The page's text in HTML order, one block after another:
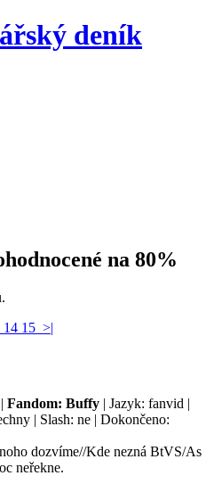
deník
na 80%
14 15 >|
| Fandom: Buffy | Jazyk: fanvid |
| Slash: ne | Dokončeno:
dozvíme//Kde nezná BtVS/As
neřekne.